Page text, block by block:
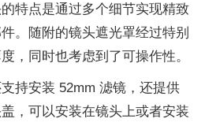
特点是通过多个细节实现精致
。随附的镜头遮光罩经过特别
，同时也考虑到了可操作性。
持安装 52mm 滤镜，还提供
，可以安装在镜头上或者安装